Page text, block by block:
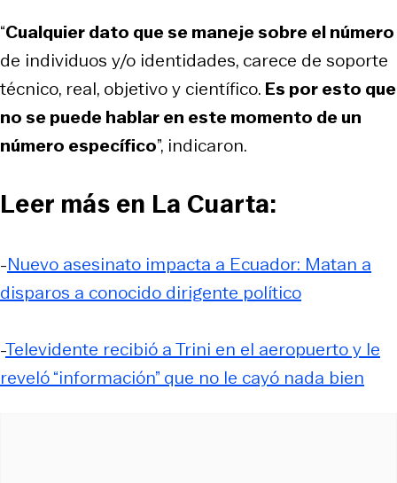
“Cualquier dato que se maneje sobre el número
de individuos y/o identidades, carece de soporte
técnico, real, objetivo y científico. Es por esto que
no se puede hablar en este momento de un
número específico”, indicaron.
Leer más en La Cuarta:
-Nuevo asesinato impacta a Ecuador: Matan a
disparos a conocido dirigente político
-Televidente recibió a Trini en el aeropuerto y le
reveló “información” que no le cayó nada bien